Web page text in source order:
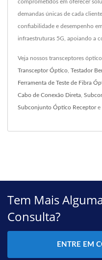
comprometidos em oferecer
demandas únicas de cada
confiabilidade e desempenho
infraestruturas 5G, apoiando a
Veja nossos transceptores
Transceptor Óptico Testador
Ferramenta de Teste de Fibra
Cabo de Conexão Direta
Subconjunto Óptico Receptore
Tem Mais
Consulta?
ENTRE EM